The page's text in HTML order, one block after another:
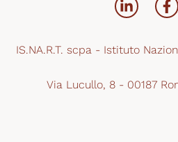
IS.NA.R.T. scpa - Istituto
Via Lucullo, 8 - 00187